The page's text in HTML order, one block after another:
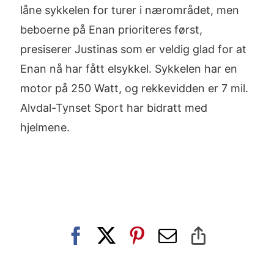
låne sykkelen for turer i nærområdet, men
beboerne på Enan prioriteres først,
presiserer Justinas som er veldig glad for at
Enan nå har fått elsykkel. Sykkelen har en
motor på 250 Watt, og rekkevidden er 7 mil.
Alvdal-Tynset Sport har bidratt med
hjelmene.
Facebook Pinterest
E-